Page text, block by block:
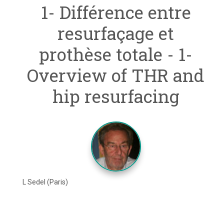
1- Différence entre
resurfaçage et
prothèse totale - 1-
Overview of THR and
hip resurfacing
L Sedel (Paris)